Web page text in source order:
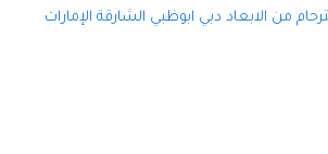
من الابعاد دبي ابوظبي الشارقة الإمارات